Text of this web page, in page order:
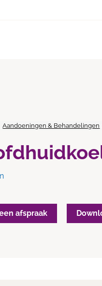
Aandoeningen & Behandelingen
afspraak